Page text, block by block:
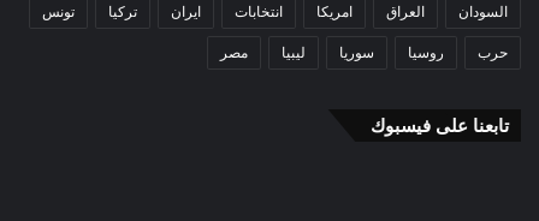
السودان العراق امريكا انتخابات ايران تركيا تونس
حرب روسيا سوريا ليبيا مصر
تابعنا على فيسبوك